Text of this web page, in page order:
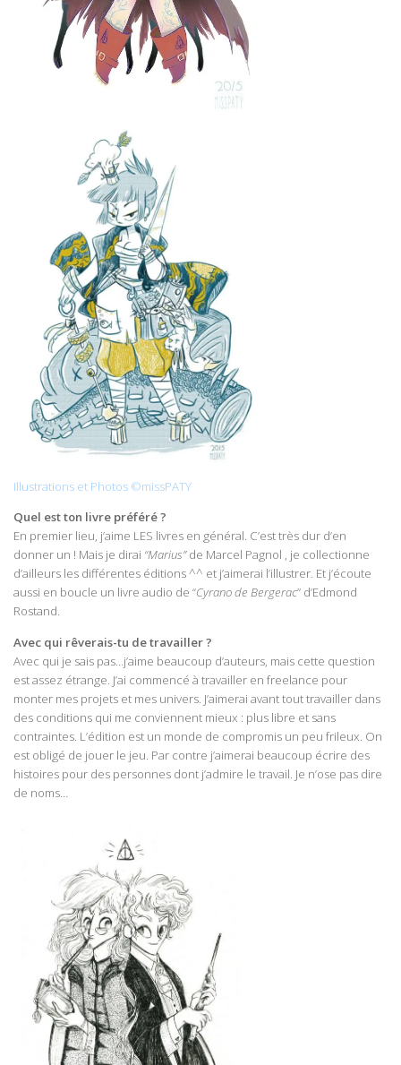
Illustrations et Photos ©missPATY
Quel est ton livre préféré ?
En premier lieu, j’aime LES livres en général. C’est très dur d’en
donner un ! Mais je dirai “Marius”de Marcel Pagnol , je collectionne
d’ailleurs les différentes éditions ^^ et j’aimerai l’illustrer. Et j’écoute
aussi en boucle un livre audio de “Cyrano de Bergerac” d’Edmond
Rostand.
Avec qui rêverais-tu de travailler ?
Avec qui je sais pas…j’aime beaucoup d’auteurs, mais cette question
est assez étrange. J’ai commencé à travailler en freelance pour
monter mes projets et mes univers. J’aimerai avant tout travailler dans
des conditions qui me conviennent mieux : plus libre et sans
contraintes. L’édition est un monde de compromis un peu frileux. On
est obligé de jouer le jeu. Par contre j’aimerai beaucoup écrire des
histoires pour des personnes dont j’admire le travail. Je n’ose pas dire
de noms…